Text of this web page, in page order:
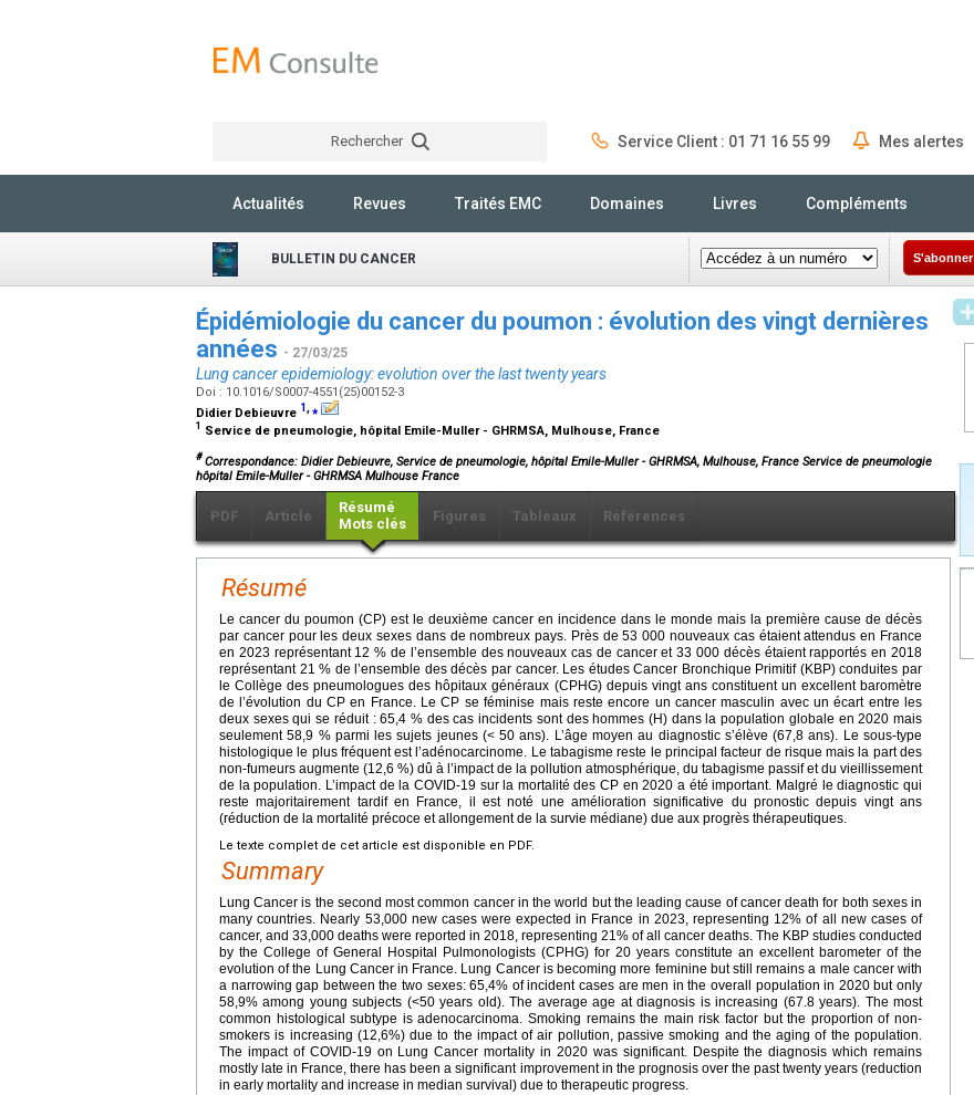
Rechercher Service Client : 01 71 16 55 99 Mes alertes
Actualités Revues Traités EMC Domaines Livres Compléments
BULLETIN DU CANCER S'abonner
Épidémiologie du cancer du poumon : évolution des vingt dernières
années - 27/03/25
Lung cancer epidemiology: evolution over the last twenty years
Doi : 10.1016/S0007-4551(25)00152-3
Didier Debieuvre 1,⁎
1 Service de pneumologie, hôpital Emile-Muller - GHRMSA, Mulhouse, France
#Correspondance: Didier Debieuvre, Service de pneumologie, hôpital Emile-Muller - GHRMSA, Mulhouse, France Service de pneumologie
hôpital Emile-Muller - GHRMSA Mulhouse France
PDF Article
Résumé
Mots clés
Figures Tableaux Références
Résumé
Le cancer du poumon (CP) est le deuxième cancer en incidence dans le monde mais la première cause de décès
par cancer pour les deux sexes dans de nombreux pays. Près de 53 000 nouveaux cas étaient attendus en France
en 2023 représentant 12 % de l’ensemble des nouveaux cas de cancer et 33 000 décès étaient rapportés en 2018
représentant 21 % de l’ensemble des décès par cancer. Les études Cancer Bronchique Primitif (KBP) conduites par
le Collège des pneumologues des hôpitaux généraux (CPHG) depuis vingt ans constituent un excellent baromètre
de l’évolution du CP en France. Le CP se féminise mais reste encore un cancer masculin avec un écart entre les
deux sexes qui se réduit : 65,4 % des cas incidents sont des hommes (H) dans la population globale en 2020 mais
seulement 58,9 % parmi les sujets jeunes (< 50 ans). L’âge moyen au diagnostic s’élève (67,8 ans). Le sous-type
histologique le plus fréquent est l’adénocarcinome. Le tabagisme reste le principal facteur de risque mais la part des
non-fumeurs augmente (12,6 %) dû à l’impact de la pollution atmosphérique, du tabagisme passif et du vieillissement
de la population. L’impact de la COVID-19 sur la mortalité des CP en 2020 a été important. Malgré le diagnostic qui
reste majoritairement tardif en France, il est noté une amélioration significative du pronostic depuis vingt ans
(réduction de la mortalité précoce et allongement de la survie médiane) due aux progrès thérapeutiques.
Le texte complet de cet article est disponible en PDF.
Summary
Lung Cancer is the second most common cancer in the world but the leading cause of cancer death for both sexes in
many countries. Nearly 53,000 new cases were expected in France in 2023, representing 12% of all new cases of
cancer, and 33,000 deaths were reported in 2018, representing 21% of all cancer deaths. The KBP studies conducted
by the College of General Hospital Pulmonologists (CPHG) for 20 years constitute an excellent barometer of the
evolution of the Lung Cancer in France. Lung Cancer is becoming more feminine but still remains a male cancer with
a narrowing gap between the two sexes: 65,4% of incident cases are men in the overall population in 2020 but only
58,9% among young subjects (<50 years old). The average age at diagnosis is increasing (67.8 years). The most
common histological subtype is adenocarcinoma. Smoking remains the main risk factor but the proportion of non-
smokers is increasing (12,6%) due to the impact of air pollution, passive smoking and the aging of the population.
The impact of COVID-19 on Lung Cancer mortality in 2020 was significant. Despite the diagnosis which remains
mostly late in France, there has been a significant improvement in the prognosis over the past twenty years (reduction
in early mortality and increase in median survival) due to therapeutic progress.